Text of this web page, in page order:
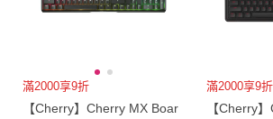
滿2000享9折
【Cherry】Cherry MX Boar
滿2000享9折
【Cherry